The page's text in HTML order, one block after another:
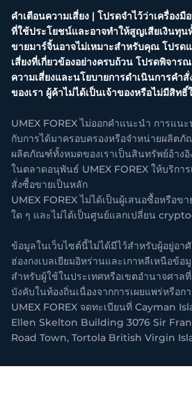
คำเตือนความเสี่ยง | โปรดจำไว้ว่าเครื่อง
ที่ใช้ประโยชน์และอาจทำให้สูญเสียเงินทุ
ขายมาร์จิ้นอาจไม่เหมาะสำหรับคุณ โปรด
เสี่ยงที่เกี่ยวข้องอย่างครบถ้วน โปรดพิจาร
ความเสี่ยงและนโยบายการดำเนินการคำ
ของเรา ผู้ค้าไม่ได้เป็นเจ้าของหรือไม่มีสิท
UMEX FOREX ไม่ออกคำแนะนำ การแน
กับการได้มาครอบครองหรือจำหน่ายผลิตภั
ผลิตภัณฑ์ทั้งหมดของเราเป็นสินทรัพย์อ้าง
ในตลาดอนุพันธ์ UMEX FOREX ให้บริกา
สั่งซื้อขายเป็นหลัก
UMEX FOREX ไม่ได้เป็นผู้เสนอซื้อหรือ
ใด ๆ และไม่ได้เป็นศูนย์แลกเปลี่ยน
ข้อมูลในเว็บไซต์นี้ไม่ได้มีไว้สำหรับผู้อยู่อา
ฮ่องกงเบลเยียมอิหร่านและเกาหลีเหนือข้อ
สำหรับผู้ใช้ในประเทศหรือเขตอำนาจศาล
บังคับในท้องถิ่นเนื่องจากการเผยแพร่หรือก
UMEX FOREX จดทะเบียนที่ Cayman
Ellen Skelton Building 3076 Sir
Road Town, Tortola British Virgin